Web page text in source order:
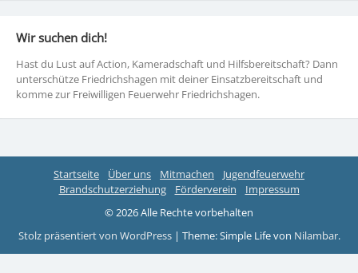
Wir suchen dich!
Hast du Lust auf Action, Kameradschaft und Hilfsbereitschaft? Dann
unterschütze Friedrichshagen mit deiner Einsatzbereitschaft und
komme zur Freiwilligen Feuerwehr Friedrichshagen.
Startseite Über uns Mitmachen
Jugendfeuerwehr
Brandschutzerziehung
Förderverein
Impressum
© 2026 Alle Rechte vorbehalten
Stolz präsentiert von WordPress | Theme: Simple Life von Nilambar.